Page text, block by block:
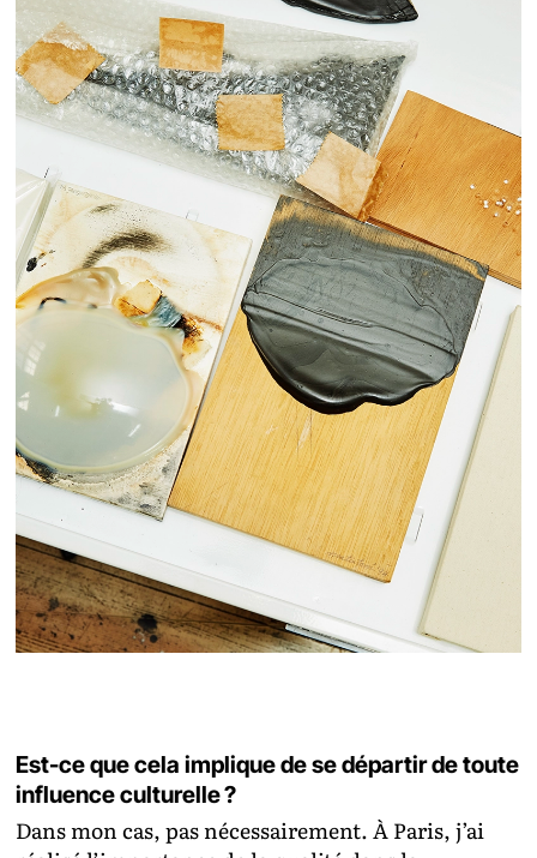
Est-ce que cela implique de se départir de toute
influence culturelle ?
Dans mon cas, pas nécessairement. À Paris, j’ai